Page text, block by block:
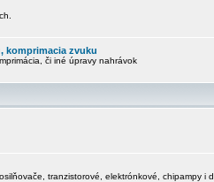
komprimacia zvuku
či iné úpravy nahrávok
tranzistorové, elektrónkové, chipampy i